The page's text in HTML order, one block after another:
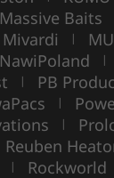
Massive Baits
Mivardi |
NawiPoland |
| PB
|
|
Reuben
| Rockworld